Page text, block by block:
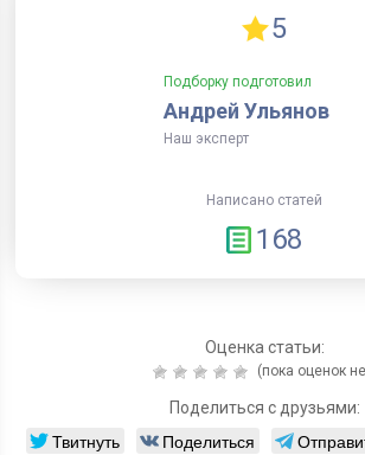
5
Подборку подготовил
Андрей Ульянов
Наш эксперт
Написано статей
168
Оценка статьи:
(пока оценок
Поделиться с друзьями:
Твитнуть Поделиться